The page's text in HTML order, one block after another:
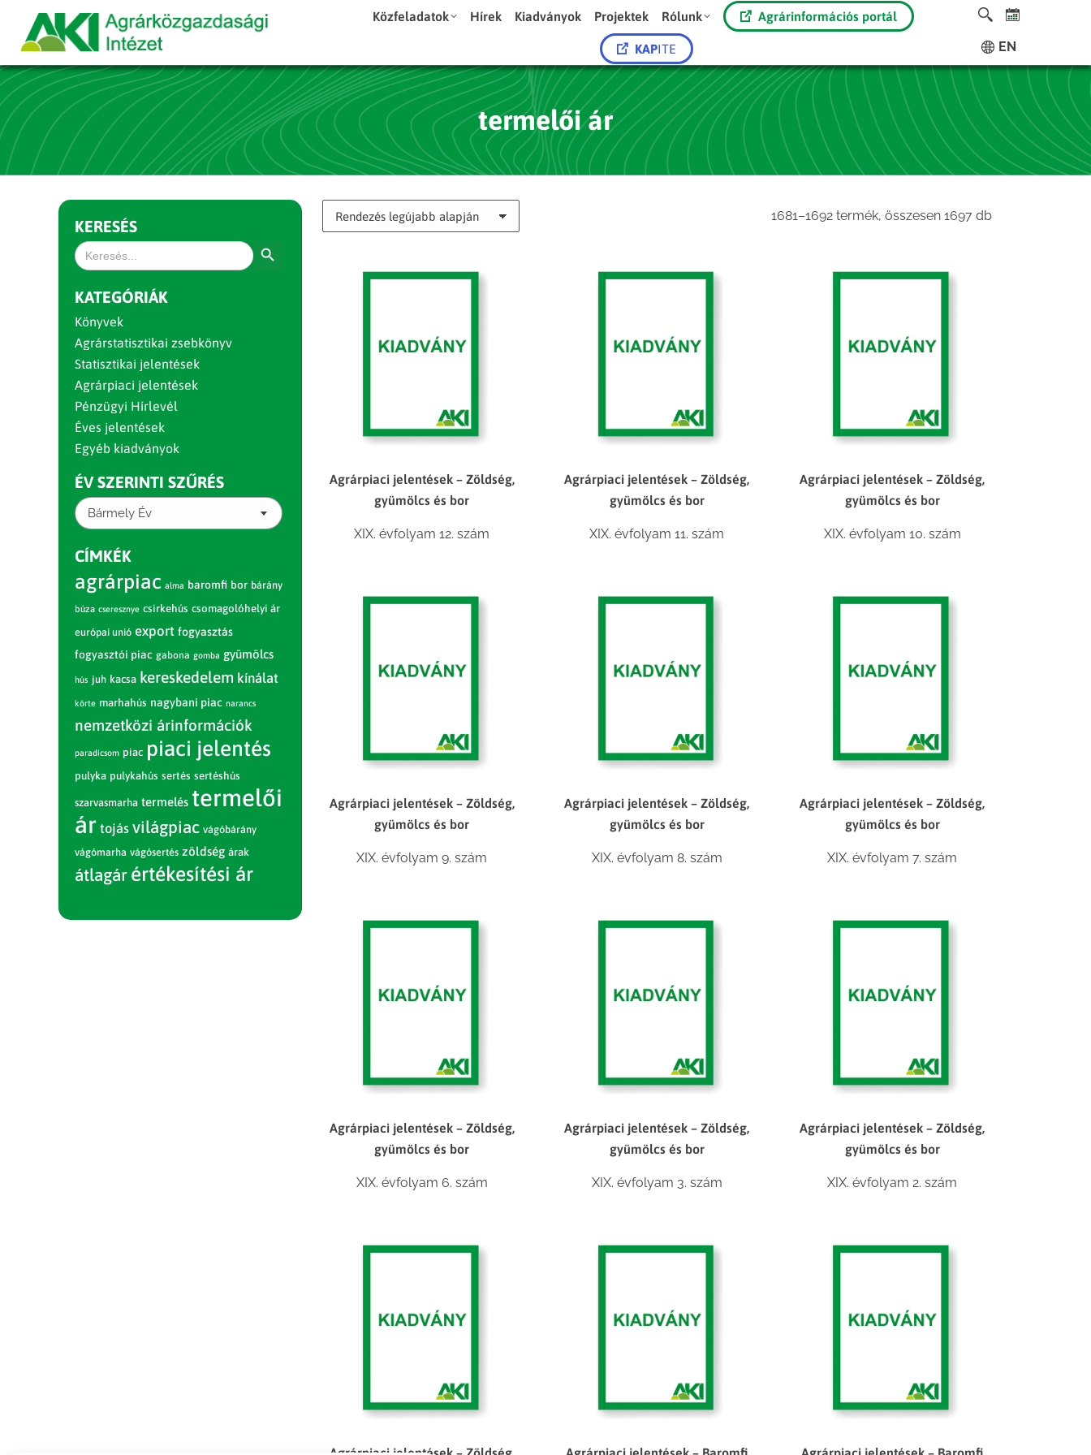
Közfeladatok Hírek Kiadványok Projektek Rólunk Agrárinformációs portál
KAPITE EN
termelői ár
1681–1692 termék, összesen 1697 dbSorted
Agrárpiaci jelentések – Zöldség,
gyümölcs és bor
XIX. évfolyam 12. szám
Agrárpiaci jelentések – Zöldség,
gyümölcs és bor
XIX. évfolyam 11. szám
Agrárpiaci jelentések – Zöldség,
gyümölcs és bor
XIX. évfolyam 10. szám
Agrárpiaci jelentések – Zöldség,
gyümölcs és bor
XIX. évfolyam 9. szám
Agrárpiaci jelentések – Zöldség,
gyümölcs és bor
XIX. évfolyam 8. szám
Agrárpiaci jelentések – Zöldség,
gyümölcs és bor
XIX. évfolyam 7. szám
Agrárpiaci jelentések – Zöldség,
gyümölcs és bor
XIX. évfolyam 6. szám
Agrárpiaci jelentések – Zöldség,
gyümölcs és bor
XIX. évfolyam 3. szám
Agrárpiaci jelentések – Zöldség,
gyümölcs és bor
XIX. évfolyam 2. szám
KERESÉS
Search
for:
KATEGÓRIÁK
Könyvek
Agrárstatisztikai zsebkönyv
Statisztikai jelentések
Agrárpiaci jelentések
Pénzügyi Hírlevél
Éves jelentések
Egyéb kiadványok
ÉV SZERINTI SZŰRÉS
Bármely Év
CÍMKÉK
agrárpiac alma baromfi bor bárány
búza cseresznye csirkehús csomagolóhelyi ár
európai unió export fogyasztás
fogyasztói piac gabona gomba gyümölcs
hús juh kacsa kereskedelem kínálat
körte marhahús nagybani piac narancs
nemzetközi árinformációk
paradicsom piac piaci jelentés
pulyka pulykahús sertés sertéshús
szarvasmarha termelés termelői
ár tojás világpiac vágóbárány
vágómarha vágósertés zöldség árak
átlagár értékesítési ár